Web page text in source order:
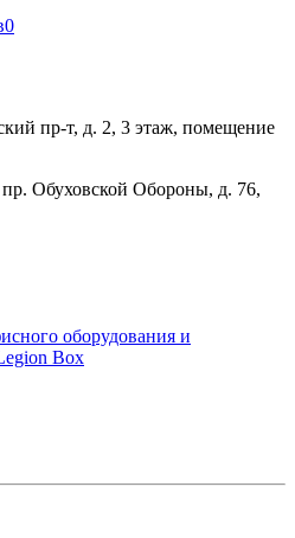
0
пр-т, д. 2, 3 этаж, помещение
пр. Обуховской Обороны, д. 76,